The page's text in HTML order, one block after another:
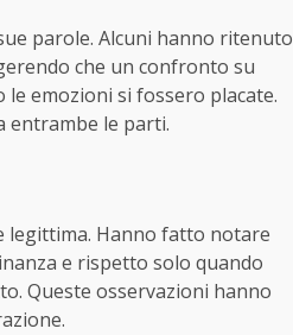
parole. Alcuni hanno ritenuto
che un confronto su
emozioni si fossero placate.
entrambe le parti.
legittima. Hanno fatto notare
e rispetto solo quando
Queste osservazioni hanno